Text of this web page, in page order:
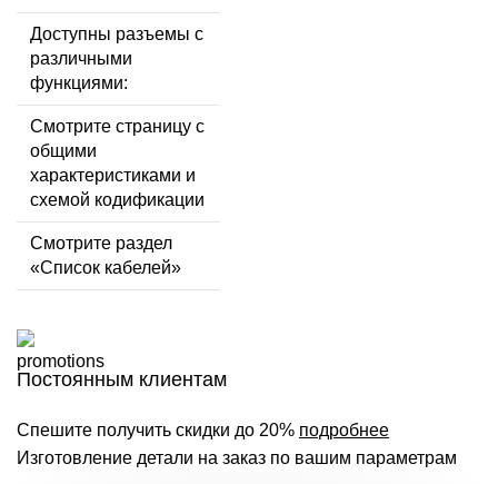
Доступны разъемы с
различными
функциями:
Смотрите страницу с
общими
характеристиками и
схемой кодификации
Смотрите раздел
«Список кабелей»
Постоянным клиентам
Спешите получить скидки до 20% подробнее
Изготовление детали на заказ по вашим параметрам